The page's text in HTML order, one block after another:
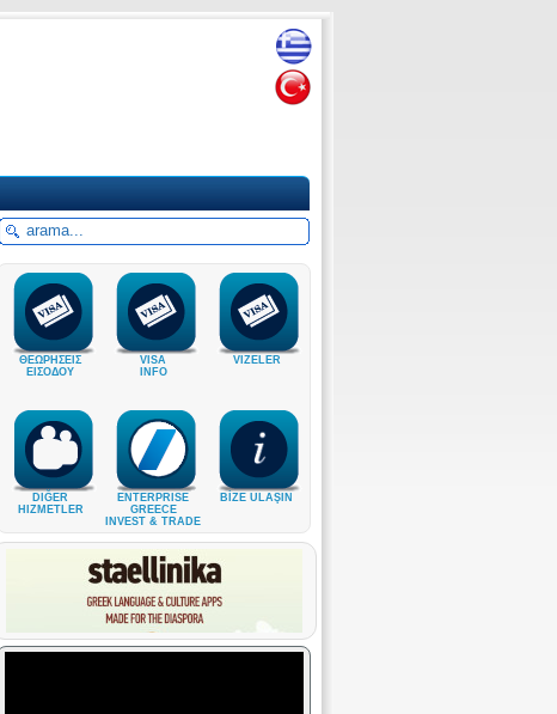
ΘΕΩΡΗΣΕΙΣ
ΕΙΣΟΔΟΥ
VISA
INFO
VIZELER
DIĞER
HIZMETLER
ENTERPRISE
GREECE
INVEST & TRADE
BİZE ULAŞIN